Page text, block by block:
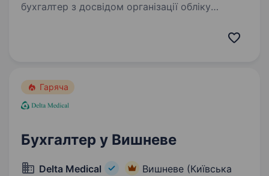
бухгалтер з досвідом організації обліку
в гуртовій торгівлі буде перевагою. Вимоги:
Гаряча
Бухгалтер у Вишневе
Delta Medical
Вишневе (Київська